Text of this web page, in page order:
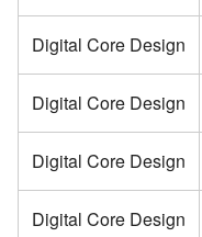
Digital Core Design
Digital Core Design
Digital Core Design
Digital Core Design